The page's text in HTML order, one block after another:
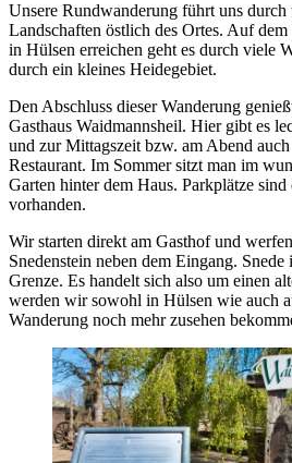
Unsere Rundwanderung führt uns durch
Landschaften östlich des Ortes. Auf
in Hülsen erreichen geht es durch viele
durch ein kleines Heidegebiet.
Den Abschluss dieser Wanderung
Gasthaus Waidmannsheil. Hier gibt es
und zur Mittagszeit bzw. am Abend
Restaurant. Im Sommer sitzt man im
Garten hinter dem Haus. Parkplätze sind
vorhanden.
Wir starten direkt am Gasthof und
Snedenstein neben dem Eingang.
Grenze. Es handelt sich also um einen
werden wir sowohl in Hülsen wie auch
Wanderung noch mehr zusehen